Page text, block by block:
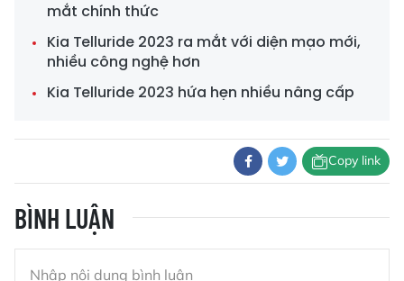
mắt chính thức
Kia Telluride 2023 ra mắt với diện mạo mới,
nhiều công nghệ hơn
Kia Telluride 2023 hứa hẹn nhiều nâng cấp
Copy link
BÌNH LUẬN